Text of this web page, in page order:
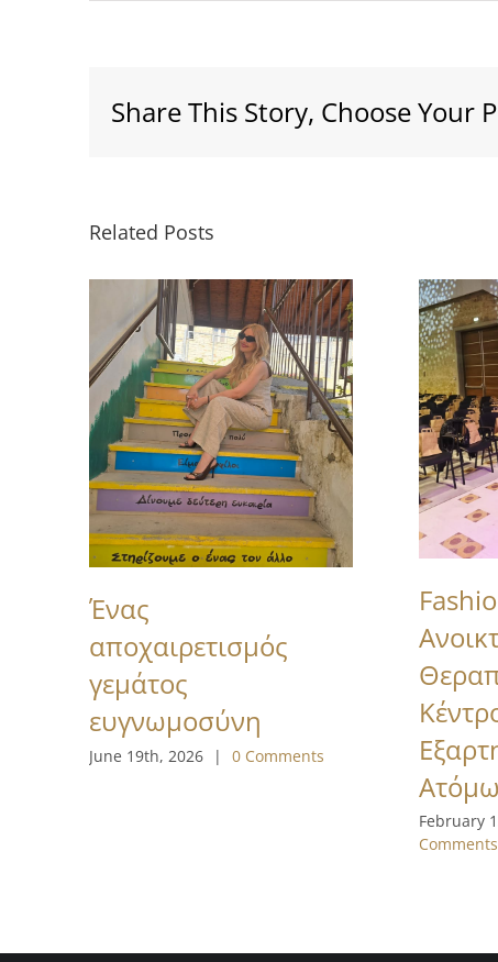
Share This Story, Choose Your
Related Posts
Ένας
αποχαιρετισμός
γεμάτος
ευγνωμοσύνη
June 19th, 2026 | 0 Comments
February
Comments